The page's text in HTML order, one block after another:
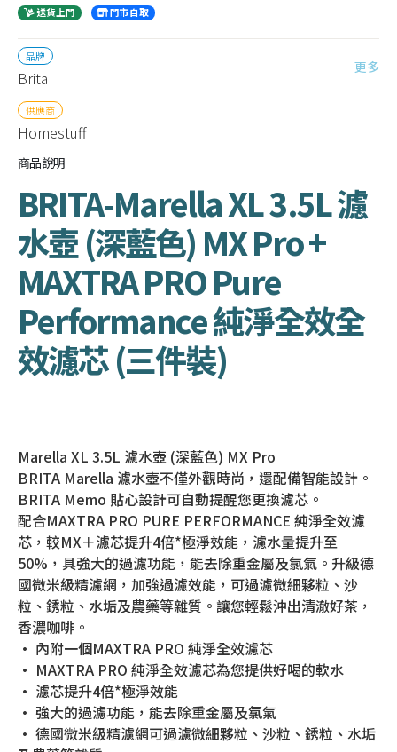
送貨上門 門市自取
品牌
Brita
更多
供應商
Homestuff
商品說明
BRITA-Marella XL 3.5L 濾
水壺 (深藍色) MX Pro +
MAXTRA PRO Pure
Performance 純淨全效全
效濾芯 (三件裝)
Marella XL 3.5L 濾水壺 (深藍色) MX Pro
BRITA Marella 濾水壺不僅外觀時尚，還配備智能設計。
BRITA Memo 貼心設計可自動提醒您更換濾芯。
配合MAXTRA PRO PURE PERFORMANCE 純淨全效濾
芯，較MX＋濾芯提升4倍*極淨效能，濾水量提升至
50%，具強大的過濾功能，能去除重金屬及氯氣。升級德
國微米級精濾網，加強過濾效能，可過濾微細夥粒、沙
粒、銹粒、水垢及農藥等雜質。讓您輕鬆沖出清澈好茶，
香濃咖啡。
• 內附一個MAXTRA PRO 純淨全效濾芯
• MAXTRA PRO 純淨全效濾芯為您提供好喝的軟水
• 濾芯提升4倍*極淨效能
• 強大的過濾功能，能去除重金屬及氯氣
• 德國微米級精濾網可過濾微細夥粒、沙粒、銹粒、水垢